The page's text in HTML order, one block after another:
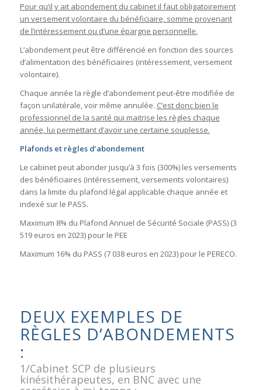
Pour qu’il y ait abondement du cabinet il faut obligatoirement
un versement volontaire du bénéficiaire, somme provenant
de l’intéressement ou d’une épargne personnelle.
L’abondement peut être différencié en fonction des sources
d’alimentation des bénéficiaires (intéressement, versement
volontaire).
Chaque année la règle d’abondement peut-être modifiée de
façon unilatérale, voir même annulée. C’est donc bien le
professionnel de la santé qui maitrise les règles chaque
année, lui permettant d’avoir une certaine souplesse.
Plafonds et règles d’abondement
Le cabinet peut abonder jusqu’à 3 fois (300%) les versements
des bénéficiaires (intéressement, versements volontaires)
dans la limite du plafond légal applicable chaque année et
indexé sur le PASS.
Maximum 8% du Plafond Annuel de Sécurité Sociale (PASS) (3
519 euros en 2023) pour le PEE
Maximum 16% du PASS (7 038 euros en 2023) pour le PERECO.
DEUX EXEMPLES DE
RÈGLES D’ABONDEMENTS
:
1/Cabinet SCP de plusieurs
kinésithérapeutes, en BNC avec une